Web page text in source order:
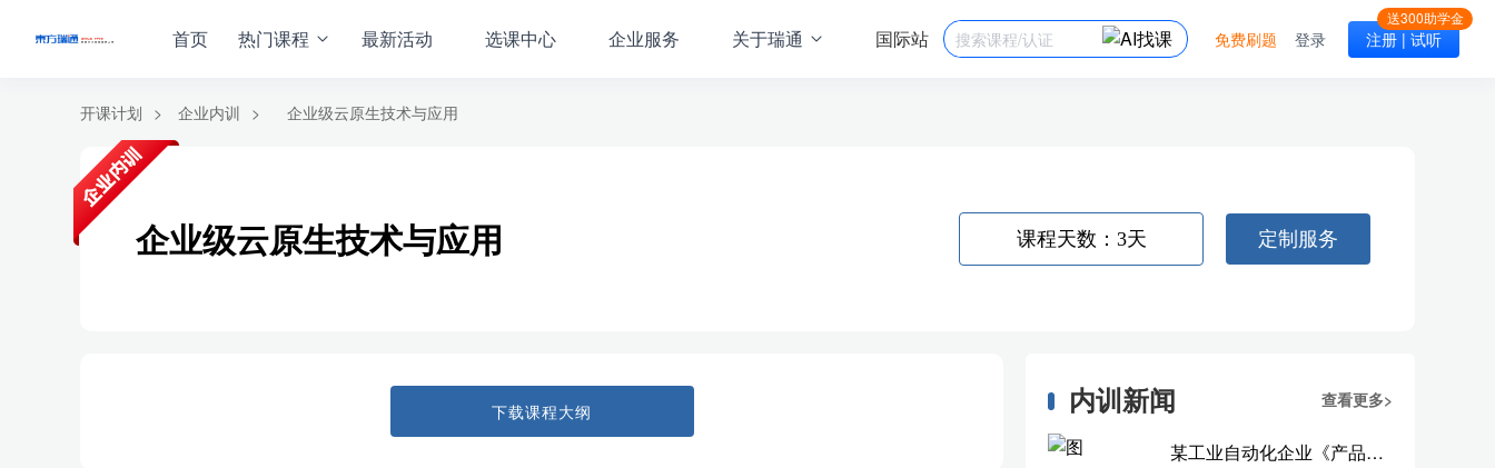
首页 热门课程 最新活动 选课中心 企业服务 关于瑞通 国际站 免费刷题 登录 注册 | 试听
开课计划 > 企业内训 > 企业级云原生技术与应用
企业级云原生技术与应用 课程天数：3天 定制服务
下载课程大纲 内训新闻 查看更多>
某工业自动化企业《产品管理实战工作坊》标杆案例